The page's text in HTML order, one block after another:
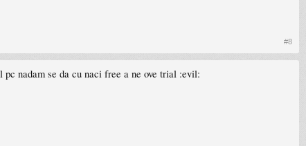
#8
pc nadam se da cu naci free a ne ove trial :evil: